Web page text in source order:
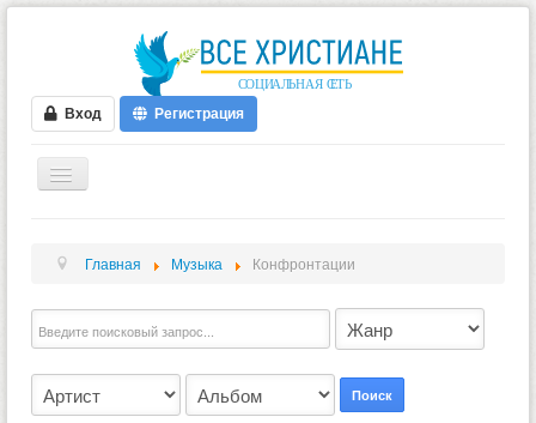
Вход Регистрация
ФОРУМ
ВИДЕО
БЛОГИ
МУЗЫКА
Главная Музыка Конфронтации
Поиск